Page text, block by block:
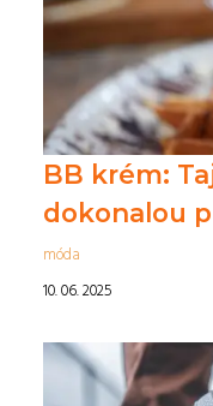
BB krém:
dokonalou
móda
10. 06. 2025